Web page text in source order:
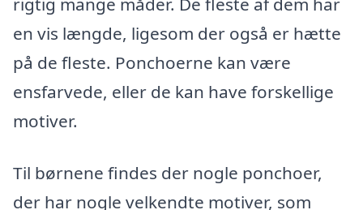
en vis længde, ligesom der også er hætte
på de fleste. Ponchoerne kan være
ensfarvede, eller de kan have forskellige
motiver.
Til børnene findes der nogle ponchoer,
der har nogle velkendte motiver, som